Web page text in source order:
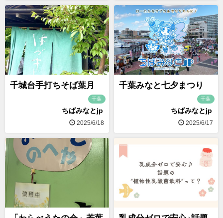
千城台手打ちそば葉月
千葉
ちばみなとjp
2025/6/18
千葉みなと七夕まつり
千葉
ちばみなとjp
2025/6/17